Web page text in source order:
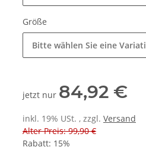
Größe
Bitte wählen Sie eine
jetzt nur 84,92 €
inkl. 19% USt. , zzgl. Versand
Alter Preis: 99,90 €
Rabatt: 15%